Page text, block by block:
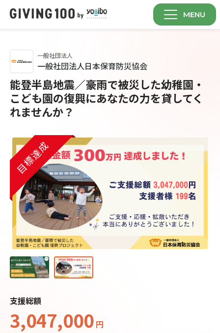
MENU
一般社団法人日本保育防災協会
一般社団法人
能登半島地震／豪雨で被災した幼稚園・
こども園の復興にあなたの力を貸してく
れませんか？
目標達成
目標達成
支援総額
3,047,000 円